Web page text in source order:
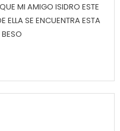
MI AMIGO ISIDRO ESTE
ELLA SE ENCUENTRA ESTA